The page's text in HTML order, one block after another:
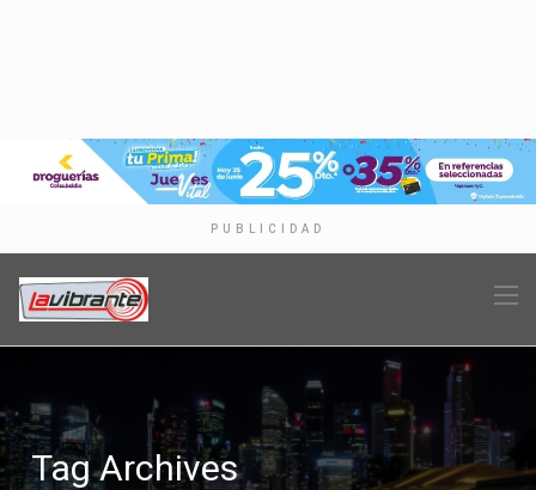
PUBLICIDAD
Tag Archives